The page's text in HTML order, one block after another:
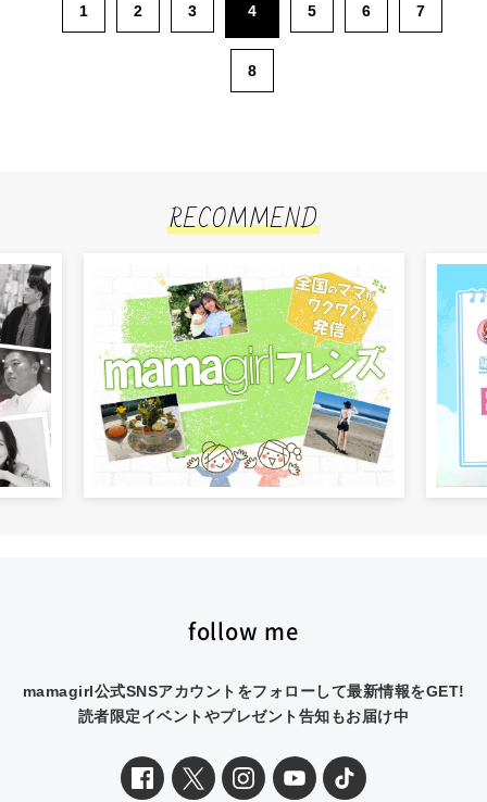
1 2 3 4 5 6 7
8
RECOMMEND
follow me
mamagirl公式SNSアカウントをフォローして最新情報をGET!
読者限定イベントやプレゼント告知もお届け中